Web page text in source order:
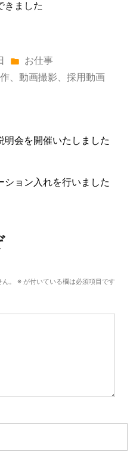
きました
カ
テ
お仕事
、 動画撮影 採用動画
ション入れを行いました
明会を開催いたしました
。 ※が付いている欄は必須項目です